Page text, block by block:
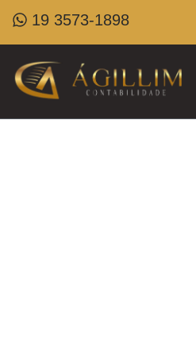
19 3573-1898